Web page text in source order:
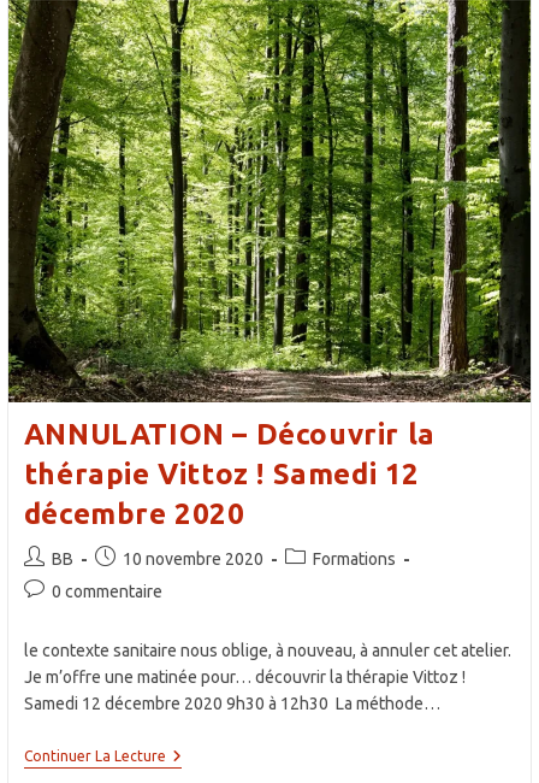
Vittoz
!
Samedi
9
Janvier
2021
(nouvelle
Date
!)
ANNULATION – Découvrir la
thérapie Vittoz ! Samedi 12
décembre 2020
Auteur/autrice
de
BB
Publication
publiée :
10 novembre 2020
PostFormations
Commentaires
la
0 commentaire
le contexte sanitaire nous oblige, à nouveau, à annuler cet atelier.
Je m’offre une matinée pour… découvrir la thérapie Vittoz !
Samedi 12 décembre 2020 9h30 à 12h30 La méthode…
Continuer La LectureANNULATION